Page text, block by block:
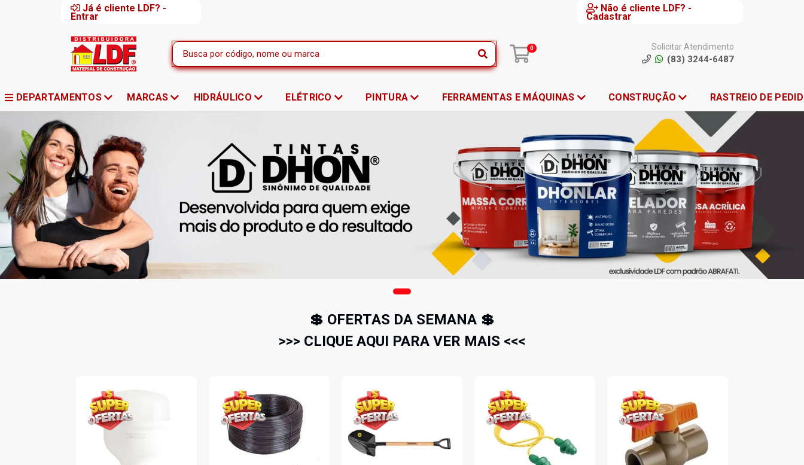
Já é cliente LDF? -
Entrar
Não é cliente LDF? -
Cadastrar
0 Solicitar Atendimento
(83) 3244-6487
DEPARTAMENTOS MARCAS HIDRÁULICO ELÉTRICO PINTURA FERRAMENTAS E MÁQUINAS CONSTRUÇÃO RASTREIO DE
💲 OFERTAS DA SEMANA 💲
>>> CLIQUE AQUI PARA VER MAIS <<<